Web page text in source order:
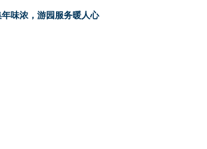
味浓，游园服务暖人心